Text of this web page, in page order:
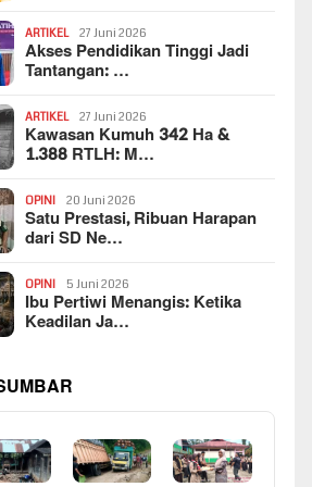
ARTIKEL 27 Juni 2026
Akses Pendidikan Tinggi Jadi
Tantangan: …
ARTIKEL 27 Juni 2026
Kawasan Kumuh 342 Ha &
1.388 RTLH: M…
OPINI 20 Juni 2026
Satu Prestasi, Ribuan Harapan
dari SD Ne…
OPINI 5 Juni 2026
Ibu Pertiwi Menangis: Ketika
Keadilan Ja…